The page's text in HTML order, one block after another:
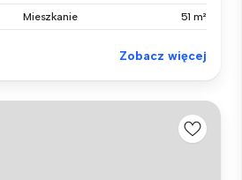
Mieszkanie 51 m²
Zobacz więcej